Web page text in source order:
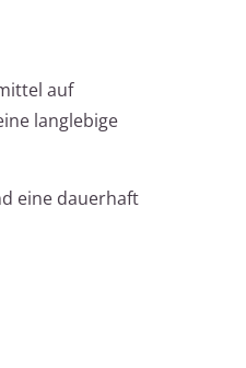
auf
langlebige
eine dauerhaft